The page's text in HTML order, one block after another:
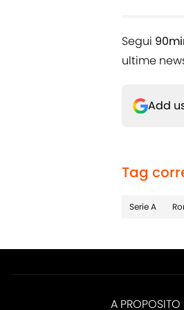
Segui
ultime
Add
Tag
Serie A
A PROPOSITO